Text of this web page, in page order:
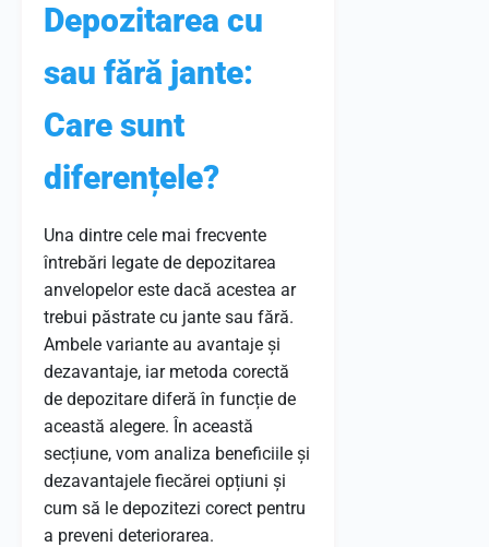
Depozitarea cu
sau fără jante:
Care sunt
diferențele?
Una dintre cele mai frecvente
întrebări legate de depozitarea
anvelopelor este dacă acestea ar
trebui păstrate cu jante sau fără.
Ambele variante au avantaje și
dezavantaje, iar metoda corectă
de depozitare diferă în funcție de
această alegere. În această
secțiune, vom analiza beneficiile și
dezavantajele fiecărei opțiuni și
cum să le depozitezi corect pentru
a preveni deteriorarea.